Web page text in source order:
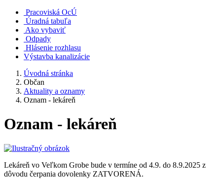
Pracoviská OcÚ
Úradná tabuľa
Ako vybaviť
Odpady
Hlásenie rozhlasu
Výstavba kanalizácie
Úvodná stránka
Občan
Aktuality a oznamy
Oznam - lekáreň
Oznam - lekáreň
Lekáreň vo Veľkom Grobe bude v termíne od 4.9. do 8.9.2025 z
dôvodu čerpania dovolenky ZATVORENÁ.